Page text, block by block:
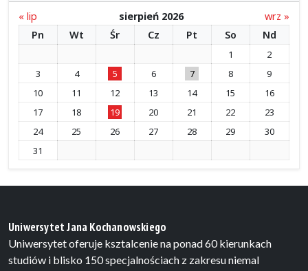
« lip sierpień 2026
wrz »
Pn
Wt Śr Cz Pt So Nd
1
2
3
4 5 6 7 8
9
10
11 12 13 14 15
16
17
18 19 20 21 22
23
24
25 26 27 28 29
30
31
Uniwersytet Jana Kochanowskiego
Uniwersytet oferuje ksztalcenie na ponad 60 kierunkach
studiów i blisko 150 specjalnościach z zakresu niemal